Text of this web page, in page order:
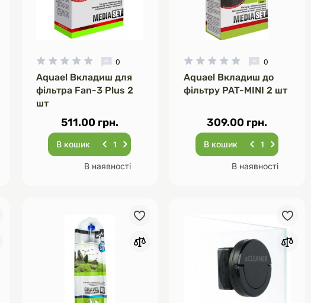
0
Aquael Вкладиш для
фільтра Fan-3 Plus 2
шт
511.00 грн.
В кошик
В наявності
0
Aquael Вкладиш до
фільтру PAT-MINI 2 шт
309.00 грн.
В кошик
В наявності